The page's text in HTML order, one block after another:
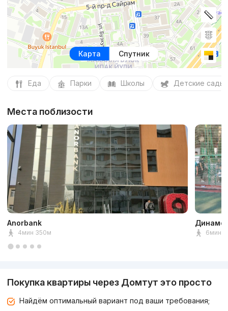
Карта Спутник
Еда Парки Школы Детские сады
Места поблизости
Anorbank
4мин 350м
Динамо
6мин
Покупка квартиры через Домтут это просто
Найдём оптимальный вариант под ваши требования;